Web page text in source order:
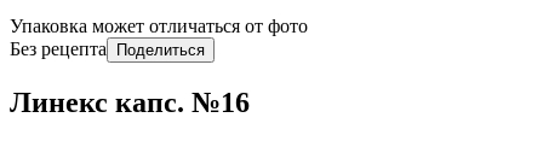
Упаковка может отличаться от фото
Без рецепта
Поделиться
Линекс капс. №16